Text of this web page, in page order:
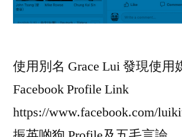
使用別名 Grace Lui 發現使用
Facebook Profile Link
https://www.facebook.com/